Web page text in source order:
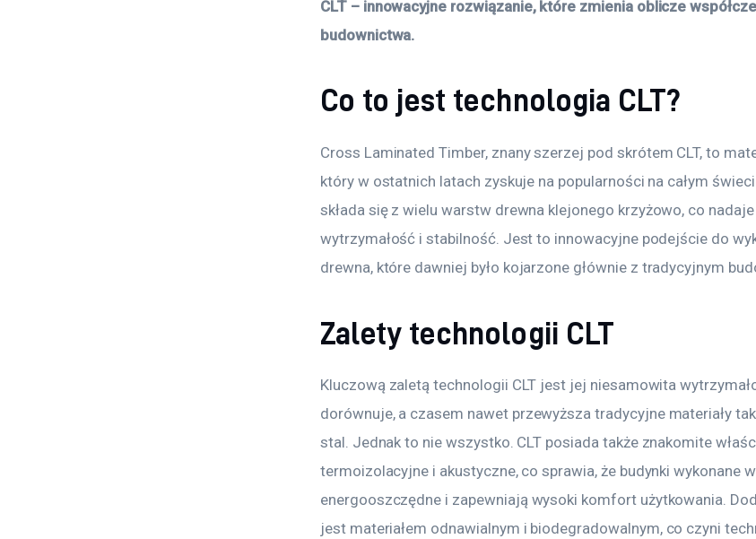
CLT – innowacyjne rozwiązanie, które zmienia oblicze
budownictwa.
Co to jest technologia CLT?
Cross Laminated Timber, znany szerzej pod skrótem CLT, to
który w ostatnich latach zyskuje na popularności na całym
składa się z wielu warstw drewna klejonego krzyżowo, co
wytrzymałość i stabilność. Jest to innowacyjne podejście do
drewna, które dawniej było kojarzone głównie z tradycyjnym
Zalety technologii CLT
Kluczową zaletą technologii CLT jest jej niesamowita
dorównuje, a czasem nawet przewyższa tradycyjne materiały
stal. Jednak to nie wszystko. CLT posiada także znakomite
termoizolacyjne i akustyczne, co sprawia, że budynki wykonane
energooszczędne i zapewniają wysoki komfort użytkowania.
jest materiałem odnawialnym i biodegradowalnym, co czyni